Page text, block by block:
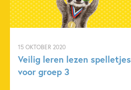
15 OKTOBER 2020
Veilig leren lezen spelletjes
voor groep 3